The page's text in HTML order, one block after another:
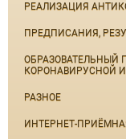
РЕАЛИЗАЦИЯ
ПРЕДПИСАНИЯ,
ОБРАЗОВАТЕЛЬНЫЙ
КОРОНАВИРУСНОЙ
РАЗНОЕ
ИНТЕРНЕТ-